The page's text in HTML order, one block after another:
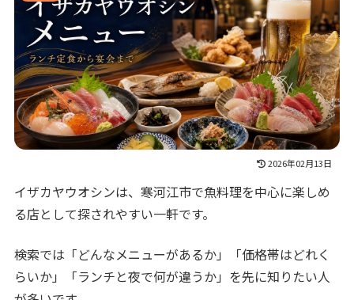
2026年02月13日
イザカヤウオシンは、寒河江市で魚料理を中心に楽しめ
る店として探されやすい一軒です。
検索では「どんなメニューがあるか」「価格帯はどれく
らいか」「ランチと夜で何が違うか」を先に知りたい人